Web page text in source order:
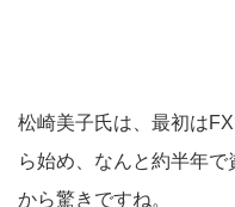
松崎美子氏は、最初は
ら始め、なんと約半年
から驚きですね。